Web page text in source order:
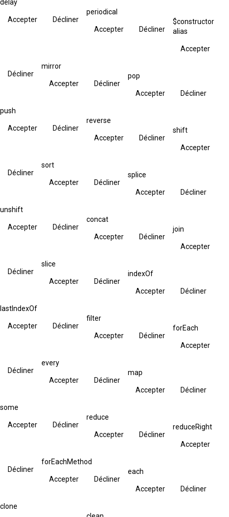
delay
Accepter Décliner
periodical
Accepter Décliner
$constructor
alias
Accepter
Décliner
mirror
Accepter Décliner
pop
Accepter Décliner
push
Accepter Décliner
reverse
Accepter Décliner
shift
Accepter
Décliner
sort
Accepter Décliner
splice
Accepter Décliner
unshift
Accepter Décliner
concat
Accepter Décliner
join
Accepter
Décliner
slice
Accepter Décliner
indexOf
Accepter Décliner
lastIndexOf
Accepter Décliner
filter
Accepter Décliner
forEach
Accepter
Décliner
every
Accepter Décliner
map
Accepter Décliner
some
Accepter Décliner
reduce
Accepter Décliner
reduceRight
Accepter
Décliner
forEachMethod
Accepter Décliner
each
Accepter Décliner
clone